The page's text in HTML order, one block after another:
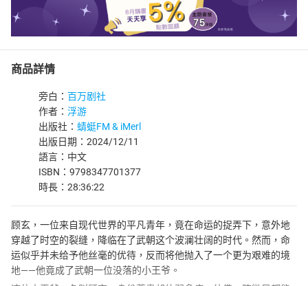
商品詳情
旁白： 百万剧社
作者： 浮游
出版社： 蜻蜓FM & iMerl
出版日期：2024/12/11
語言：中文
ISBN：9798347701377
時長：28:36:22
顾玄，一位来自现代世界的平凡青年，竟在命运的捉弄下，意外地
穿越了时空的裂缝，降临在了武朝这个波澜壮阔的时代。然而，命
运似乎并未给予他丝毫的优待，反而将他抛入了一个更为艰难的境
地——他竟成了武朝一位没落的小王爷。